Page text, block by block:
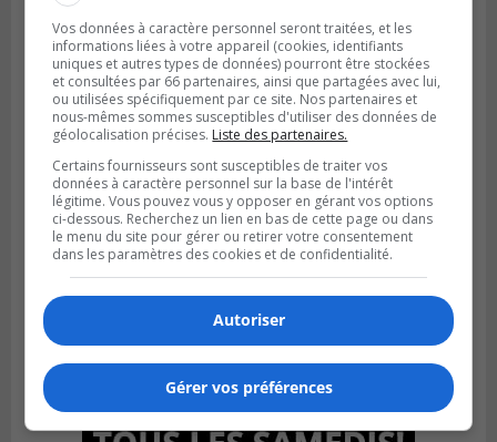
jusqu’en avril 2027
LA PRAIRIE
Publié le 4 août 2026 à 15h50
Le mur du rempart de La Prairie retrouve
sa jeunesse
Vos données à caractère personnel seront traitées, et les
informations liées à votre appareil (cookies, identifiants
uniques et autres types de données) pourront être stockées
et consultées par 66 partenaires, ainsi que partagées avec lui,
ou utilisées spécifiquement par ce site. Nos partenaires et
nous-mêmes sommes susceptibles d'utiliser des données de
géolocalisation précises. Liste des partenaires.
Certains fournisseurs sont susceptibles de traiter vos
données à caractère personnel sur la base de l'intérêt
légitime. Vous pouvez vous y opposer en gérant vos options
ci-dessous. Recherchez un lien en bas de cette page ou dans
le menu du site pour gérer ou retirer votre consentement
dans les paramètres des cookies et de confidentialité.
Autoriser
Gérer vos préférences